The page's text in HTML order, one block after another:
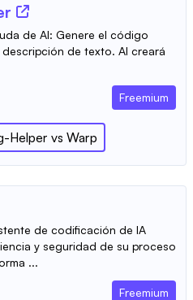
de AI: Genere el código
de texto. AI creará
Freemium
Helper vs Warp
de codificación de IA
y seguridad de su proceso
...
Freemium